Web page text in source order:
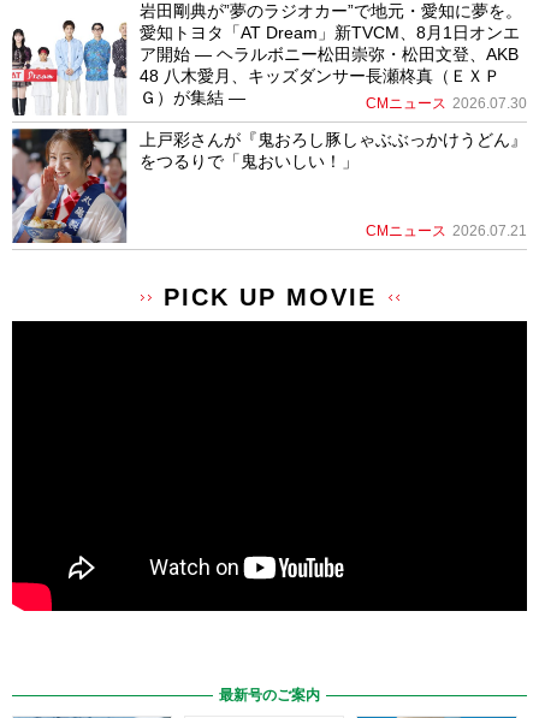
岩田剛典が”夢のラジオカー”で地元・愛知に夢を。
愛知トヨタ「AT Dream」新TVCM、8月1日オンエ
ア開始 ― ヘラルボニー松田崇弥・松田文登、AKB
48 八木愛月、キッズダンサー長瀬柊真（ＥＸＰ
Ｇ）が集結 ―
CMニュース 2026.07.30
上戸彩さんが『鬼おろし豚しゃぶぶっかけうどん』
をつるりで「鬼おいしい！」
CMニュース 2026.07.21
PICK UP MOVIE
最新号のご案内